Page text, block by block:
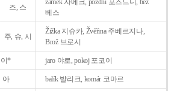
즈, 스
zámek 자메크, pozdní 포즈드니, bez
베스
주, 슈, 시
Žižka 지슈카, Žvěřina 주베르지나,
Brož 브로시
이* jaro 야로, pokoj 포코이
아 balík 발리크, komár 코마르